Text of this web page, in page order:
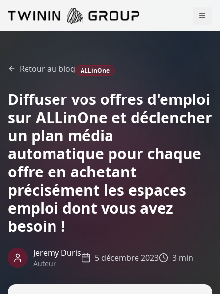
Retour au blog ALLinOne
Diffuser vos offres d'emploi
sur ALLinOne et déclencher
un plan média
automatique pour chaque
offre en achetant
précisément les espaces
emploi dont vous avez
besoin !
Jeremy Duris
Auteur
5 décembre 2023 3 min